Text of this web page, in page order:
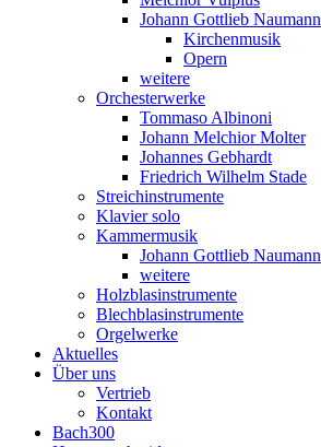
Johann Gottlieb Naumann
Kirchenmusik
Opern
weitere
Orchesterwerke
Tommaso Albinoni
Johann Melchior Molter
Johannes Gebhardt
Friedrich Wilhelm Stade
Streichinstrumente
Klavier solo
Kammermusik
Johann Gottlieb Naumann
weitere
Holzblasinstrumente
Blechblasinstrumente
Orgelwerke
Aktuelles
Über uns
Vertrieb
Kontakt
Bach300